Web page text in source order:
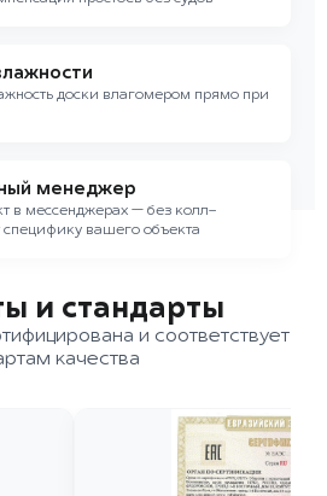
доски влагомером прямо при
менеджер
в мессенджерах — без колл-
специфику вашего объекта
и стандарты
и соответствует
качества